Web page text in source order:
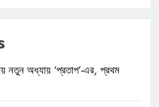
নতুন অধ্যায় ‘প্রতাপ’-এর, প্রথম